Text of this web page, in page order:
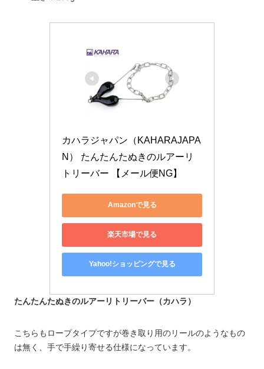
カハラジャパン（KAHARAJAPA
N） たんたんたぬきのルアーリ
トリーバー 【メール便NG】
Amazonで見る
楽天市場で見る
Yahoo!ショッピングで見る
たんたんたぬきのルアーリトリーバー（カハラ）
こちらもロープタイプですが巻き取り用のリールのようなもの
は無く、手で手繰り寄せる仕様になっています。